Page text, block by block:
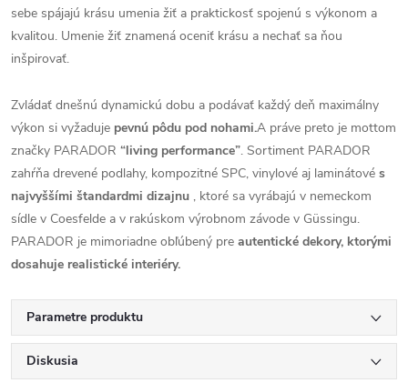
sebe spájajú krásu umenia žiť a praktickosť spojenú s výkonom a
kvalitou. Umenie žiť znamená oceniť krásu a nechať sa ňou
inšpirovať.
Zvládať dnešnú dynamickú dobu a podávať každý deň maximálny
výkon si vyžaduje pevnú pôdu pod nohami.A práve preto je mottom
značky PARADOR “living performance”. Sortiment PARADOR
zahŕňa drevené podlahy, kompozitné SPC, vinylové aj laminátové s
najvyššími štandardmi dizajnu , ktoré sa vyrábajú v nemeckom
sídle v Coesfelde a v rakúskom výrobnom závode v Güssingu.
PARADOR je mimoriadne obľúbený pre autentické dekory, ktorými
dosahuje realistické interiéry.
Parametre produktu
Diskusia